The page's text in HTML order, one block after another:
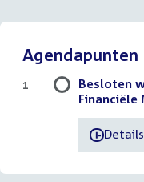
Agendapunten
Besloten
Financiële
-Details
1